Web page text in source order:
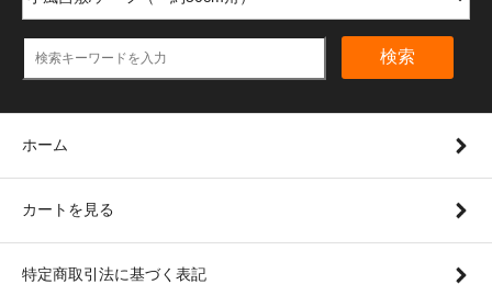
検索
ホーム
カートを見る
特定商取引法に基づく表記